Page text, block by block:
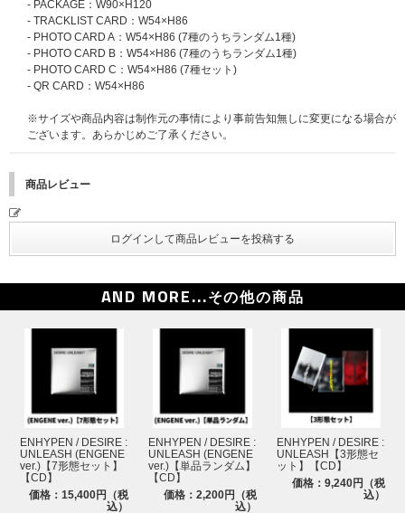
- PACKAGE：W90×H120
- TRACKLIST CARD：W54×H86
- PHOTO CARD A：W54×H86 (7種のうちランダム1種)
- PHOTO CARD B：W54×H86 (7種のうちランダム1種)
- PHOTO CARD C：W54×H86 (7種セット)
- QR CARD：W54×H86
※サイズや商品内容は制作元の事情により事前告知無しに変更になる場合が
ございます。あらかじめご了承ください。
商品レビュー
AND MORE...その他の商品
ENHYPEN / DESIRE :
UNLEASH (ENGENE
ver.)【7形態セット】
【CD】
価格：15,400円（税
込）
ENHYPEN / DESIRE :
UNLEASH (ENGENE
ver.)【単品ランダム】
【CD】
価格：2,200円（税
込）
ENHYPEN / DESIRE :
UNLEASH【3形態セ
ット】【CD】
価格：9,240円（税
込）